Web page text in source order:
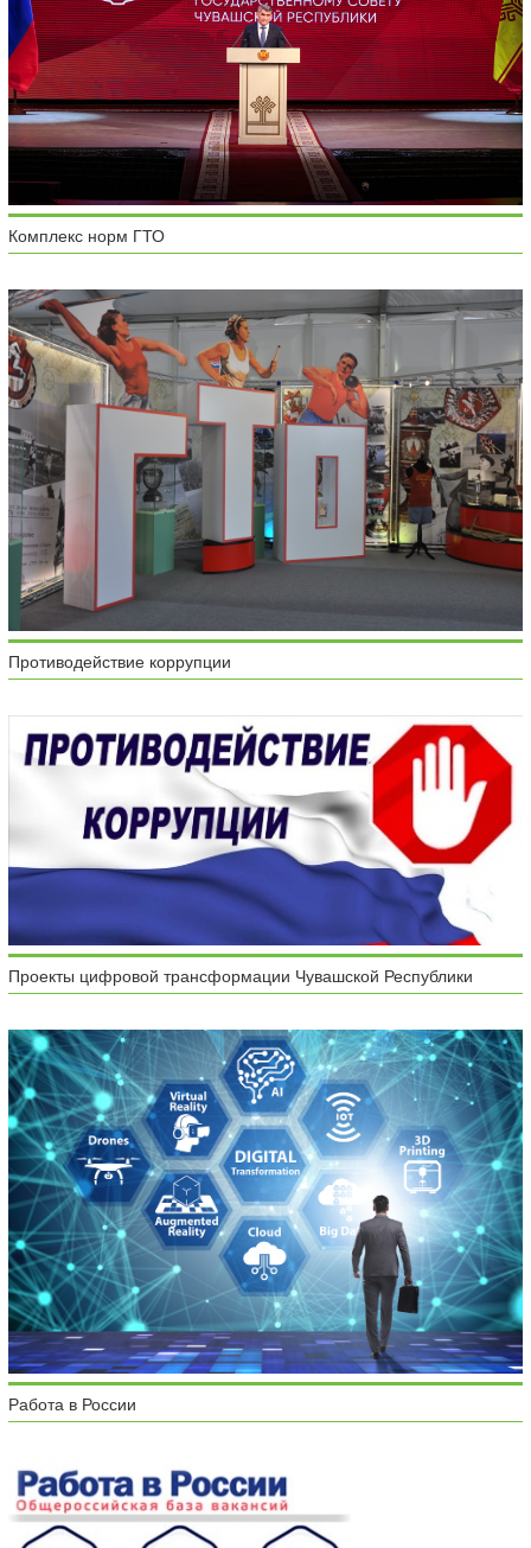
Комплекс норм ГТО
Противодействие коррупции
Проекты цифровой трансформации Чувашской Республики
Работа в России